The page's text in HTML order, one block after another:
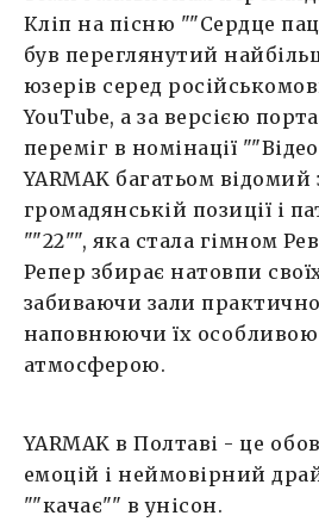
Кліп на пісню ""Сердце
був переглянутий
юзерів серед
YouTube, а за версією
переміг в номінації
YARMAK багатьом відомий
громадянській позиції і
""22"", яка стала гімном
Репер збирає натовпи
забиваючи зали
наповнюючи їх особливою
атмосферою.
YARMAK в Полтаві - це
емоцій і неймовірний
""качає"" в унісон.